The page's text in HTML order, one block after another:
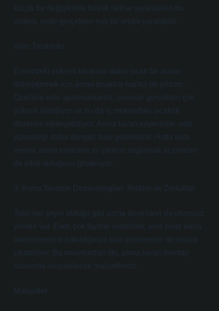
küçük bir değişiklikle büyük farklar yaratabilen bu
sistem, evde gerçekten hoş bir ortam yaratabilir.
Alan Tasarrufu
Evinizdeki yüksek tavanları daha sıcak bir alana
dönüştürmek için asma tavanlar harika bir çözüm.
Özellikle eski apartmanlarda, tavanlar gerçekten çok
yüksek olabiliyor ve bu da iç mekandaki sıcaklık
düzenini etkileyebiliyor. Asma tavan sayesinde, oda
yüksekliği daha dengeli hale getirilebilir. Hatta bazı
veriler, asma tavaların ısı yalıtımı sağlamak açısından
da etkili olduğunu gösteriyor.
3. Asma Tavanın Dezavantajları: Riskler ve Zorluklar
Tabii her şeyin olduğu gibi asma tavanların da olumsuz
yönleri var. Evet, çok faydalı olabilirler, ama biraz daha
derinlemesine bakıldığında bazı problemler de ortaya
çıkabiliyor. Bu sorunlardan ilki, asma tavan montajı
sırasında oluşabilecek maliyetlerdir.
Maliyetler